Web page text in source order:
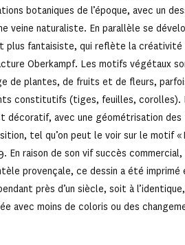
botaniques de l’époque, avec un
veine naturaliste. En parallèle se
plus fantaisiste, qui reflète la créativité
Oberkampf. Les motifs végétaux
de plantes, de fruits et de fleurs,
constitutifs (tiges, feuilles, corolles).
décoratif, avec une géométrisation
tel qu’on peut le voir sur le motif «
En raison de son vif succès
provençale, ce dessin a été
près d’un siècle, soit à
avec moins de coloris ou des